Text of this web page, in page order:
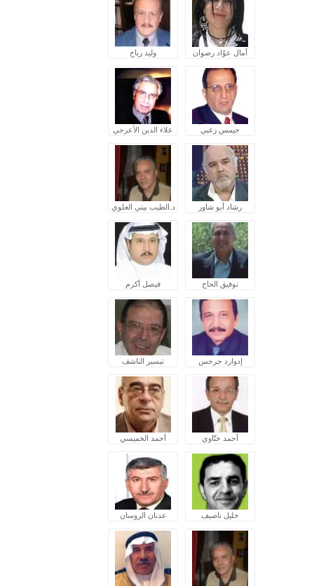
آمال عوّاد رضوان وليد رباح
جيمس زغبي علاء الدين الأعرجي
رشاد أبو شاور د.الطيب بيتي العلوي
توفيق الحاج فيصل أكرم
إدوارد جرجس تيسير الناشف
أحمد ختّاوي أحمد الخميسي
خليل ناصيف عدنان الروسان